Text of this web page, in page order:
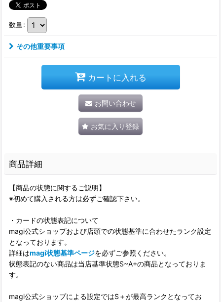
数量:
その他重要事項
カートに入れる
お問い合わせ
お気に入り登録
商品詳細
【商品の状態に関するご説明】
※初めて購入される方は必ずご確認下さい。
・カードの状態表記について
magi公式ショップおよび店頭での状態基準に合わせたランク設定
となっております。
詳細はmagi状態基準ページを必ずご参照ください。
状態表記のない商品は当店基準状態S~A+の商品となっておりま
す。
magi公式ショップによる設定ではS＋が最高ランクとなってお